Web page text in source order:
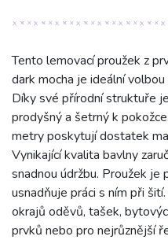
Tento lemovací proužek z
dark mocha je ideální
Díky své přírodní struktuře
prodyšný a šetrný k
metry poskytují dostatek
Vynikající kvalita bavlny
snadnou údržbu. Proužek je
usnadňuje práci s ním při
okrajů oděvů, tašek,
prvků nebo pro nejrůznější